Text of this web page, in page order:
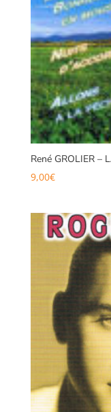
René GROLIER –
9,00€